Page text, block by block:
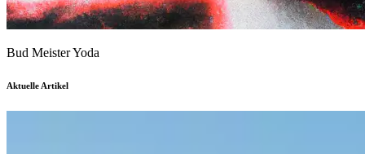
Bud Meister Yoda
Aktuelle Artikel